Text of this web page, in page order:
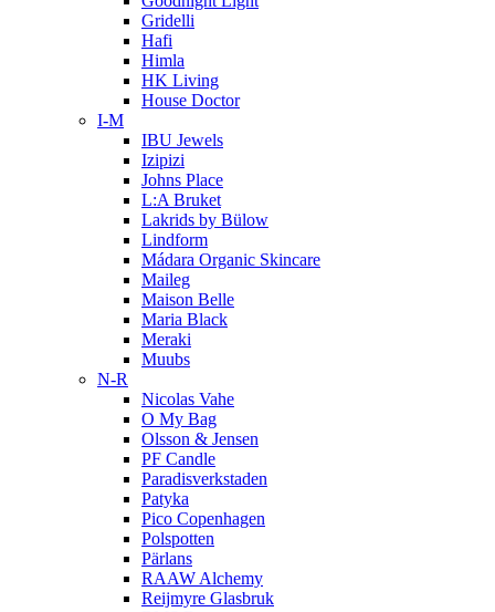
Gridelli
Hafi
Himla
HK Living
House Doctor
I-M
IBU Jewels
Izipizi
Johns Place
L:A Bruket
Lakrids by Bülow
Lindform
Mádara Organic Skincare
Maileg
Maison Belle
Maria Black
Meraki
Muubs
N-R
Nicolas Vahe
O My Bag
Olsson & Jensen
PF Candle
Paradisverkstaden
Patyka
Pico Copenhagen
Polspotten
Pärlans
RAAW Alchemy
Reijmyre Glasbruk